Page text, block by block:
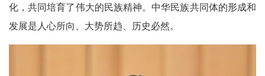
化，共同培育了伟大的民族精神。中华民族共同体的形成和
发展是人心所向、大势所趋、历史必然。